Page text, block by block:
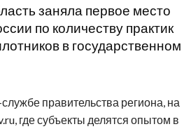
заняла первое место
по количеству практик
в государственном
правительства региона, на
где субъекты делятся опытом в